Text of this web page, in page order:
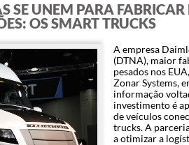
SE UNEM PARA
OS SMART TRUCKS
A empresa
(DTNA), maior
pesados nos
Zonar Systems,
informação
investimento é
de veículos
trucks. A
a otimizar a